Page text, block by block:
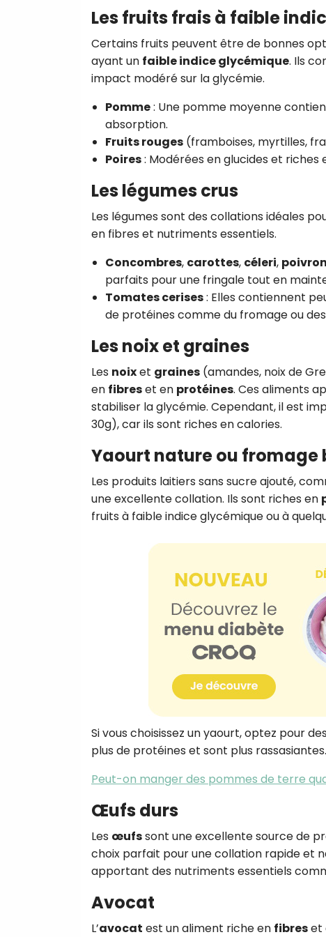
Les fruits frais à faible
Certains fruits peuvent être de bonnes
ayant un faible indice glycémique. Ils
impact modéré sur la glycémie.
Pomme: Une pomme moyenne
absorption.
Fruits rouges (framboises, myrtilles,
Poires: Modérées en glucides et riches
Les légumes crus
Les légumes sont des collations idéales
en fibres et nutriments essentiels.
Concombres, carottes, céleri,
parfaits pour une fringale tout en
Tomates cerises: Elles contiennent
de protéines comme du fromage ou
Les noix et graines
Les noixet graines (amandes, noix de
en fibreset en protéines. Ces aliments
stabiliser la glycémie. Cependant, il est
30g), car ils sont riches en calories.
Yaourt nature ou fromage
Les produits laitiers sans sucre ajouté,
une excellente collation. Ils sont riches en
fruits à faible indice glycémique ou à
Si vous choisissez un yaourt, optez pour
plus de protéines et sont plus rassasiantes.
Peut-on manger des pommes de terre
Œufs durs
Les œufssont une excellente source de
choix parfait pour une collation rapide et
apportant des nutriments essentiels
Avocat
L’avocat est un aliment riche en fibreset